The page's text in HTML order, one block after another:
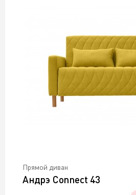
Прямой диван
Андрэ Connect 43